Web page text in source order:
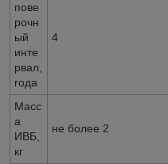
пове
рочн
ый
инте
рвал,
года
4
Масс
а
ИВБ,
кг
не более 2